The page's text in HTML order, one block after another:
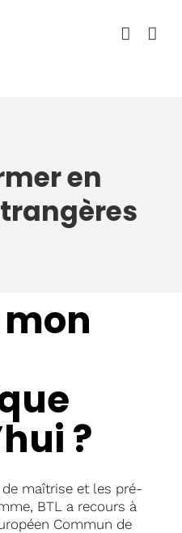
en
?
maîtrise et les pré-
BTL a recours à
Commun de